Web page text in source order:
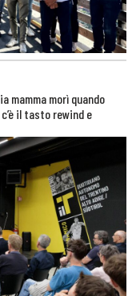
mamma morì quando
il tasto rewind e